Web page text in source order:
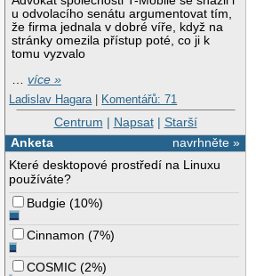
u odvolacího senátu argumentovat tím,
že firma jednala v dobré víře, když na
stránky omezila přístup poté, co ji k
tomu vyzvalo
…více »
Ladislav Hagara | Komentářů: 71
Centrum | Napsat| Starší
navrhněte »
Anketa
Které desktopové prostředí na Linuxu
používáte?
Budgie (10%)
Cinnamon (7%)
COSMIC (2%)